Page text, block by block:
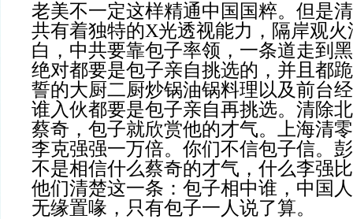
老美不一定这样精通中国国粹。但是
共有着独特的X光透视能力，隔岸观
白，中共要靠包子率领，一条道走到
绝对都要是包子亲自挑选的，并且都
誓的大厨二厨炒锅油锅料理以及前台
谁入伙都要是包子亲自再挑选。清除
蔡奇，包子就欣赏他的才气。上海清
李克强强一万倍。你们不信包子信。
不是相信什么蔡奇的才气，什么李强
他们清楚这一条：包子相中谁，中国
无缘置喙，只有包子一人说了算。